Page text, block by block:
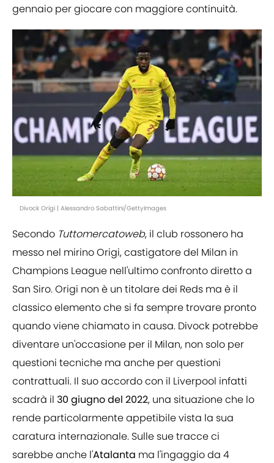
gennaio per giocare con maggiore continuità.
Divock Origi | Alessandro Sabattini/GettyImages
Secondo Tuttomercatoweb, il club rossonero ha
messo nel mirino Origi, castigatore del Milan in
Champions League nell'ultimo confronto diretto a
San Siro. Origi non è un titolare dei Reds ma è il
classico elemento che si fa sempre trovare pronto
quando viene chiamato in causa. Divock potrebbe
diventare un'occasione per il Milan, non solo per
questioni tecniche ma anche per questioni
contrattuali. Il suo accordo con il Liverpool infatti
scadrà il 30 giugno del 2022, una situazione che lo
rende particolarmente appetibile vista la sua
caratura internazionale. Sulle sue tracce ci
sarebbe anche l'Atalanta ma l'ingaggio da 4